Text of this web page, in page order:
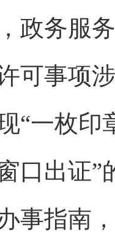
政务服
可事项
“一枚印
口出证”
事指南